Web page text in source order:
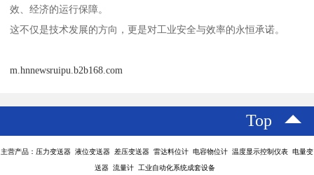
效、经济的运行保障。
这不仅是技术发展的方向，更是对工业安全与效率的永恒承诺。
m.hnnewsruipu.b2b168.com
Top
主营产品：压力变送器 液位变送器 差压变送器 雷达料位计 电容物位计 温度显示控制仪表 电量变
送器 流量计 工业自动化系统成套设备